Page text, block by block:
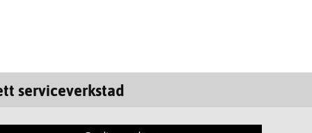
serviceverkstad